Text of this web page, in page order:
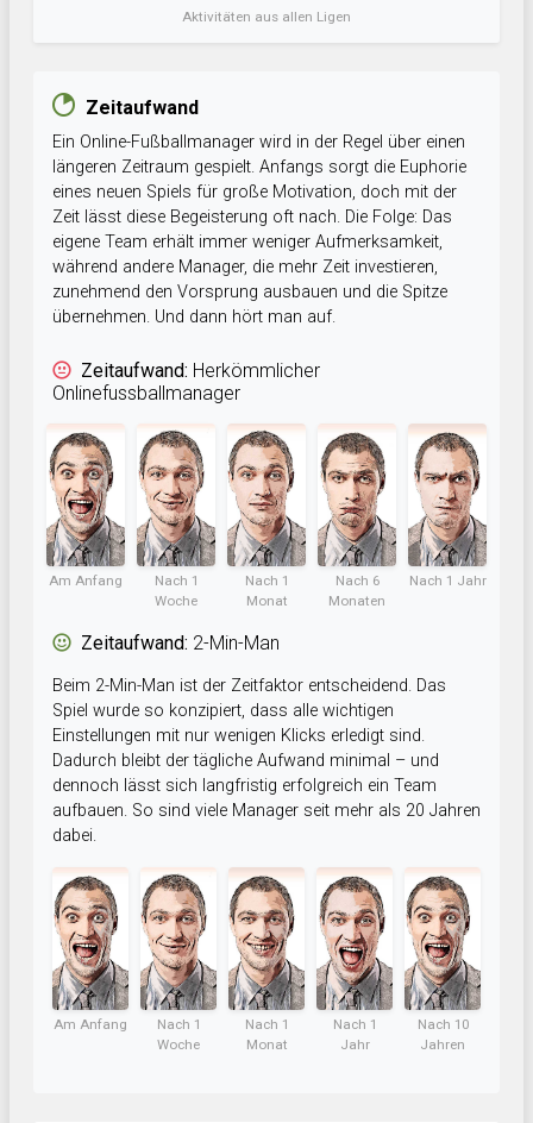
Aktivitäten aus allen Ligen
Zeitaufwand
Ein Online-Fußballmanager wird in der Regel über einen
längeren Zeitraum gespielt. Anfangs sorgt die Euphorie
eines neuen Spiels für große Motivation, doch mit der
Zeit lässt diese Begeisterung oft nach. Die Folge: Das
eigene Team erhält immer weniger Aufmerksamkeit,
während andere Manager, die mehr Zeit investieren,
zunehmend den Vorsprung ausbauen und die Spitze
übernehmen. Und dann hört man auf.
Zeitaufwand: Herkömmlicher
Onlinefussballmanager
Am Anfang
Nach 1
Woche
Nach 1
Monat
Nach 6
Monaten
Nach 1 Jahr
Zeitaufwand: 2-Min-Man
Beim 2-Min-Man ist der Zeitfaktor entscheidend. Das
Spiel wurde so konzipiert, dass alle wichtigen
Einstellungen mit nur wenigen Klicks erledigt sind.
Dadurch bleibt der tägliche Aufwand minimal – und
dennoch lässt sich langfristig erfolgreich ein Team
aufbauen. So sind viele Manager seit mehr als 20 Jahren
dabei.
Am Anfang
Nach 1
Woche
Nach 1
Monat
Nach 1
Jahr
Nach 10
Jahren